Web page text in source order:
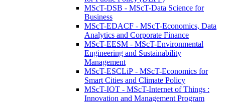
MScT-DSB - MScT-Data Science for
Business
MScT-EDACF - MScT-Economics, Data
Analytics and Corporate Finance
MScT-EESM - MScT-Environmental
Engineering and Sustainability
Management
MScT-ESCLiP - MScT-Economics for
Smart Cities and Climate Policy
MScT-IOT - MScT-Internet of Things :
Innovation and Management Program